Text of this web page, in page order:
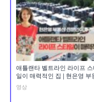
애틀랜타 벨트라인 라이프
일이 매력적인 집 | 현은영 부
영상